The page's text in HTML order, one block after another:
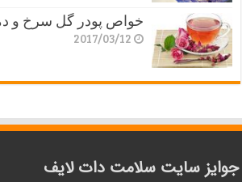
خواص پودر گل سرخ و
2017/03/12
جوایز سایت سلامت دات لایف